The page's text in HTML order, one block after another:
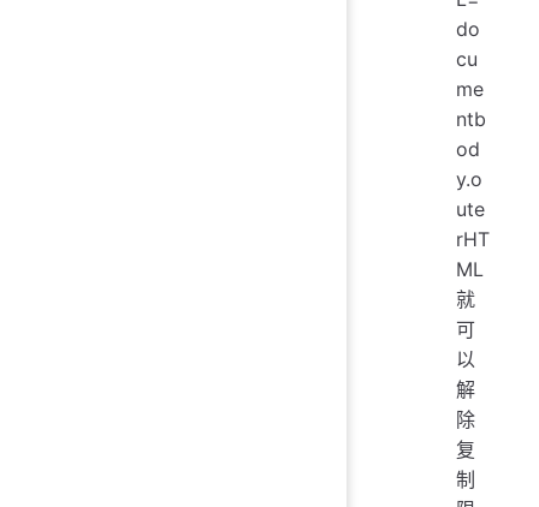
do
cu
me
ntb
od
y.o
ute
rHT
ML
就
可
以
解
除
复
制